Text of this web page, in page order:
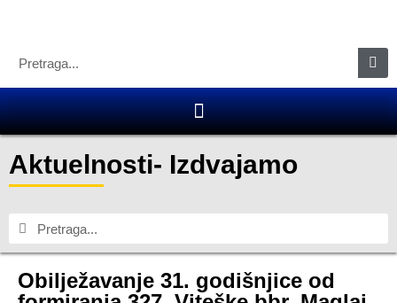
Aktuelnosti- Izdvajamo
Obilježavanje 31. godišnjice od